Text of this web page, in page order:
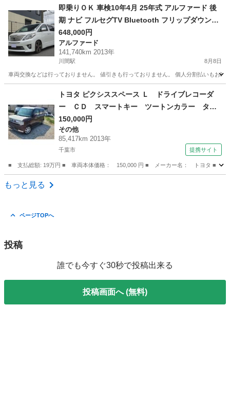
八積駅 アルファード トヨタヴォクシー
即乗りＯＫ 車検10年4月 25年式 アルファード 後
期 ナビ フルセグTV Bluetooth フリップダウンモ
ニター バックモニター 両側パワスラ パワーバッ
クドア スマートキー クルコン HIDライト HIDフォ
グ ETC ドラレコ
648,000円
アルファード
141,740km 2013年
川間駅 8月8日
車両交換などは行っておりません。 値引きも行っておりません。 個人分割払いもお
川間駅 アルファード 車両
トヨタ ピクシススペース Ｌ ドライブレコーダ
ー ＣＤ スマートキー ツートンカラー タイ
ヤホイール１４インチ 走行距離８５０００キロ
（車検整備付）
150,000円
その他
85,417km 2013年
千葉市 提携サイト
■ 支払総額: 19万円 ■ 車両本体価格： 150,000 円 ■ メーカー名： トヨタ ■
千葉 千葉市
もっと見る
ページTOPへ
投稿
誰でも今すぐ30秒で投稿出来る
投稿画面へ (無料)